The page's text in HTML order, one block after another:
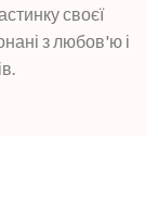
своєї
з любов'ю і